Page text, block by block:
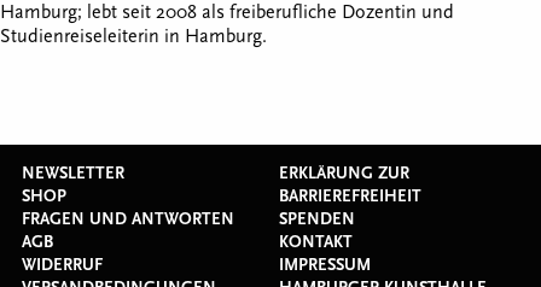
Hamburg; lebt seit 2008 als freiberufliche Dozentin und
Studienreiseleiterin in Hamburg.
NEWSLETTER
SHOP
FRAGEN UND ANTWORTEN
AGB
WIDERRUF
ERKLÄRUNG ZUR
BARRIEREFREIHEIT
SPENDEN
KONTAKT
IMPRESSUM